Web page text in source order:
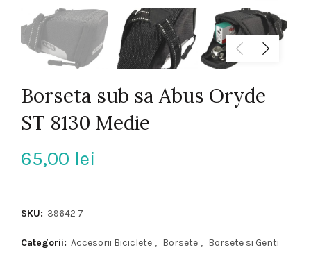
Borseta sub sa Abus Oryde
ST 8130 Medie
65,00 lei
SKU: 39642 7
Categorii: Accesorii Biciclete , Borsete , Borsete si Genti